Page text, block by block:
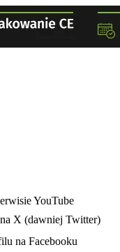
YouTube
X (dawniej Twitter)
na Facebooku